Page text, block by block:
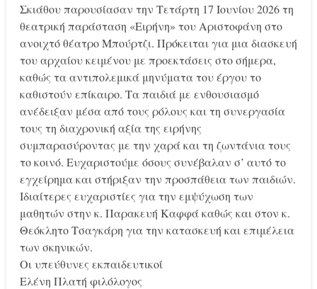
Σκιάθου παρουσίασαν την Τετάρτη 17 Ιουνίου 2026 τη
θεατρική παράσταση «Ειρήνη» του Αριστοφάνη στο
ανοιχτό θέατρο Μπούρτζι. Πρόκειται για μια διασκευή
του αρχαίου κειμένου με προεκτάσεις στο σήμερα,
καθώς τα αντιπολεμικά μηνύματα του έργου το
καθιστούν επίκαιρο. Τα παιδιά με ενθουσιασμό
ανέδειξαν μέσα από τους ρόλους και τη συνεργασία
τους τη διαχρονική αξία της ειρήνης
συμπαρασύροντας με την χαρά και τη ζωντάνια τους
το κοινό. Ευχαριστούμε όσους συνέβαλαν σ’ αυτό το
εγχείρημα και στήριξαν την προσπάθεια των παιδιών.
Ιδιαίτερες ευχαριστίες για την εμψύχωση των
μαθητών στην κ. Παρακευή Καφφά καθώς και στον κ.
Θεόκλητο Τσαγκάρη για την κατασκευή και επιμέλεια
των σκηνικών.
Οι υπεύθυνες εκπαιδευτικοί
Ελένη Πλατή φιλόλογος